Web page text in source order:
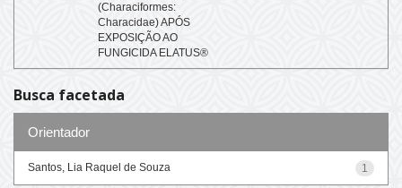
(Characiformes:
Characidae) APÓS
EXPOSIÇÃO AO
FUNGICIDA ELATUS®
Busca facetada
Orientador
1
Santos, Lia Raquel de Souza